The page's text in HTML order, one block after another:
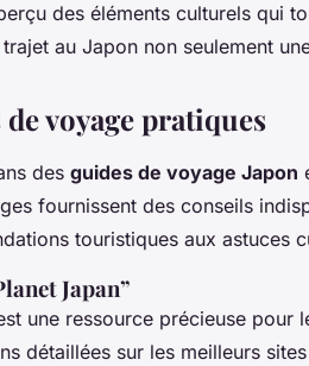
des éléments culturels qui
au Japon non seulement
voyage pratiques
des guides de voyage Japon
fournissent des conseils
touristiques aux astuces
Japan”
une ressource précieuse pour
détaillées sur les meilleurs